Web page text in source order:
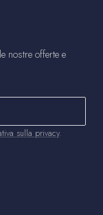
nostre offerte e
sulla privacy.